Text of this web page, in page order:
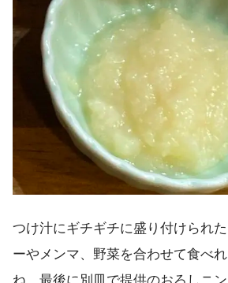
つけ汁にギチギチに盛り付けられ
ーやメンマ、野菜を合わせて食べ
ね。最後に別皿で提供のおろしニ